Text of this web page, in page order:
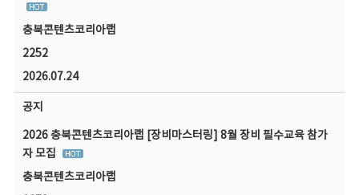
충북콘텐츠코리아랩
2252
2026.07.24
공지
2026 충북콘텐츠코리아랩 [장비마스터링] 8월 장비 필수교육 참가
자 모집
충북콘텐츠코리아랩